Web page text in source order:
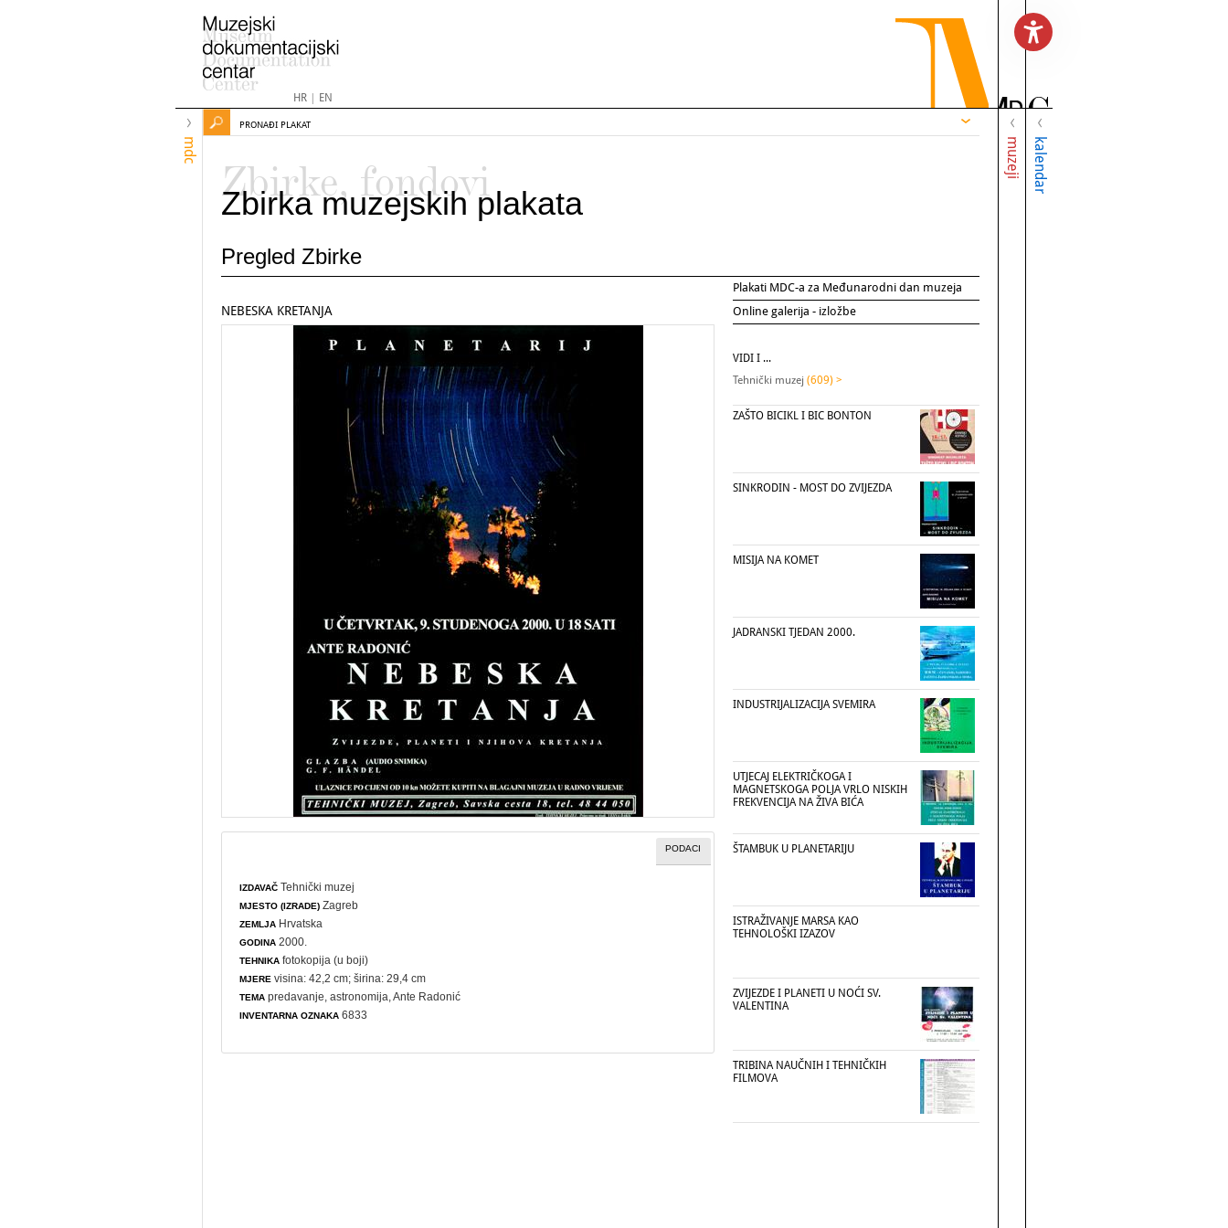
HR| EN
mdc muzeji kalendar
PRONAĐI PLAKAT
Zbirke, fondovi
Zbirka muzejskih plakata
Pregled Zbirke
Plakati MDC-a za Međunarodni dan muzeja
Online galerija - izložbe
NEBESKA KRETANJA
PODACI
IZDAVAČ Tehnički muzej
MJESTO (IZRADE) Zagreb
ZEMLJA Hrvatska
GODINA 2000.
TEHNIKA fotokopija (u boji)
MJERE visina: 42,2 cm; širina: 29,4 cm
TEMA predavanje ,astronomija , Ante Radonić
INVENTARNA OZNAKA 6833
VIDI I ...
Tehnički muzej (609) >
ZAŠTO BICIKL I BIC BONTON
SINKRODIN - MOST DO ZVIJEZDA
MISIJA NA KOMET
JADRANSKI TJEDAN 2000.
INDUSTRIJALIZACIJA SVEMIRA
UTJECAJ ELEKTRIČKOGA I
MAGNETSKOGA POLJA VRLO NISKIH
FREKVENCIJA NA ŽIVA BIĆA
ŠTAMBUK U PLANETARIJU
ISTRAŽIVANJE MARSA KAO
TEHNOLOŠKI IZAZOV
ZVIJEZDE I PLANETI U NOĆI SV.
VALENTINA
TRIBINA NAUČNIH I TEHNIČKIH
FILMOVA